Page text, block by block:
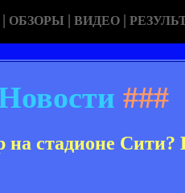
| ОБЗОРЫ | ВИДЕО |
###
стадионе